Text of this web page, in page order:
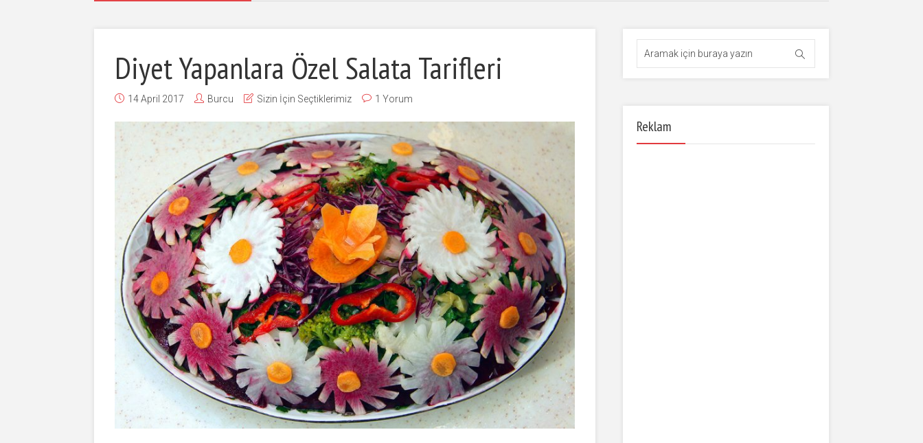
Diyet Yapanlara Özel Salata Tarifleri
14 April 2017 Burcu Sizin İçin Seçtiklerimiz 1 Yorum
Reklam